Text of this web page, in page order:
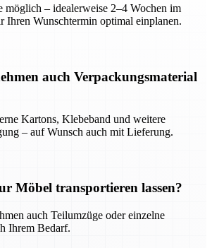
möglich – idealerweise 2–4 Wochen im
Ihren Wunschtermin optimal einplanen.
auch Verpackungsmaterial
Kartons, Klebeband und weitere
– auf Wunsch auch mit Lieferung.
Möbel transportieren lassen?
auch Teilumzüge oder einzelne
Ihrem Bedarf.